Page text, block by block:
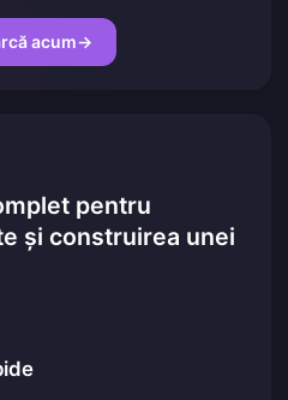
acum→
pentru
și construirea unei